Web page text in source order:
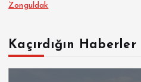
Zonguldak
Kaçırdığın Haberler